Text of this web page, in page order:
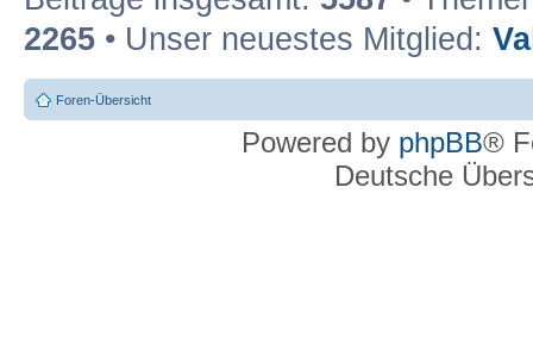
2265 • Unser neuestes Mitglied:
Foren-Übersicht
Powered by phpBB®
Deutsche